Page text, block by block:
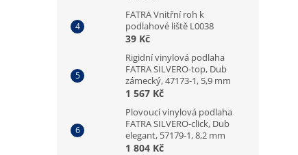
FATRA Vnitřní roh k
podlahové liště L0038
39 Kč
Rigidní vinylová podlaha
FATRA SILVERO-top, Dub
zámecký, 47173-1, 5,9 mm
1 567 Kč
Plovoucí vinylová podlaha
FATRA SILVERO-click, Dub
elegant, 57179-1, 8,2 mm
1 804 Kč